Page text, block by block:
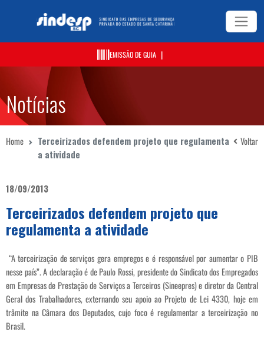
EMISSÃO DE GUIA |
Notícias
Home
Terceirizados defendem projeto que regulamenta
a atividade
Voltar
18/09/2013
Terceirizados defendem projeto que
regulamenta a atividade
“A terceirização de serviços gera empregos e é responsável por aumentar o PIB
nesse país”. A declaração é de Paulo Rossi, presidente do Sindicato dos Empregados
em Empresas de Prestação de Serviços a Terceiros (Sineepres) e diretor da Central
Geral dos Trabalhadores, externando seu apoio ao Projeto de Lei 4330, hoje em
trâmite na Câmara dos Deputados, cujo foco é regulamentar a terceirização no
Brasil.